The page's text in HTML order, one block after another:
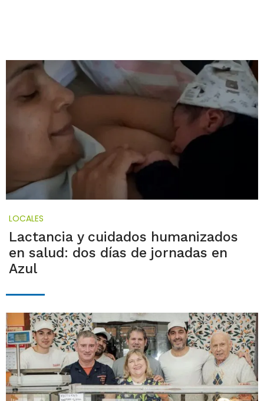
LOCALES
Lactancia y cuidados humanizados
en salud: dos días de jornadas en
Azul